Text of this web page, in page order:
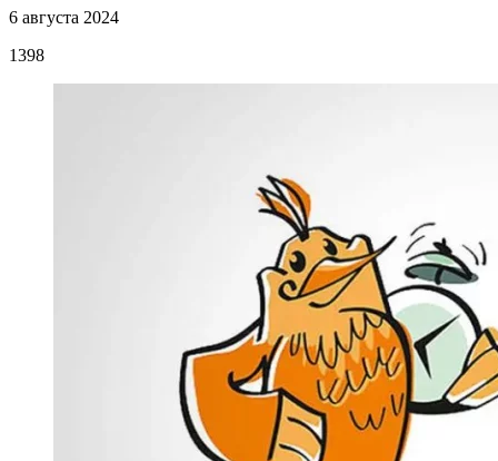
6 августа 2024
1398